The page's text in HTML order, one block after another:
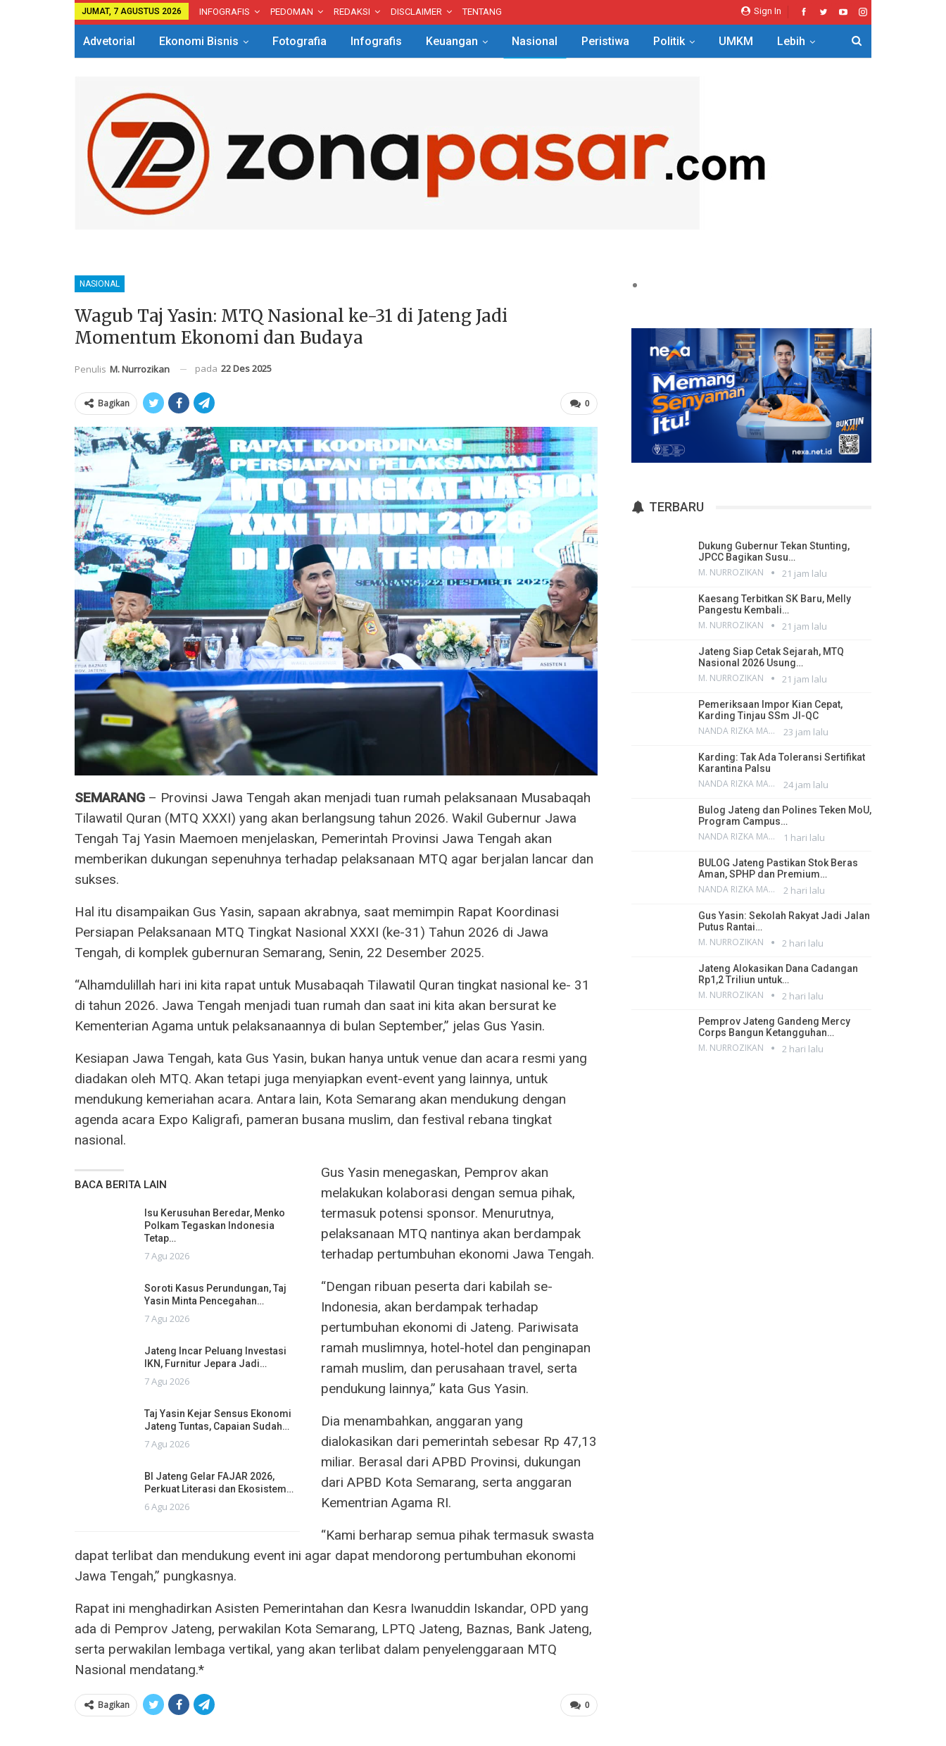
Sign In
JUMAT, 7 AGUSTUS 2026 INFOGRAFIS PEDOMAN REDAKSI DISCLAIMER TENTANG
Advetorial Ekonomi Bisnis Fotografia Infografis Keuangan Nasional Peristiwa Politik UMKM Lebih
NASIONAL
Wagub Taj Yasin: MTQ Nasional ke-31 di Jateng Jadi
Momentum Ekonomi dan Budaya
Penulis M. Nurrozikan pada 22 Des 2025
0
Bagikan
SEMARANG – Provinsi Jawa Tengah akan menjadi tuan rumah pelaksanaan Musabaqah
Tilawatil Quran (MTQ XXXI) yang akan berlangsung tahun 2026. Wakil Gubernur Jawa
Tengah Taj Yasin Maemoen menjelaskan, Pemerintah Provinsi Jawa Tengah akan
memberikan dukungan sepenuhnya terhadap pelaksanaan MTQ agar berjalan lancar dan
sukses.
Hal itu disampaikan Gus Yasin, sapaan akrabnya, saat memimpin Rapat Koordinasi
Persiapan Pelaksanaan MTQ Tingkat Nasional XXXI (ke-31) Tahun 2026 di Jawa
Tengah, di komplek gubernuran Semarang, Senin, 22 Desember 2025.
“Alhamdulillah hari ini kita rapat untuk Musabaqah Tilawatil Quran tingkat nasional ke- 31
di tahun 2026. Jawa Tengah menjadi tuan rumah dan saat ini kita akan bersurat ke
Kementerian Agama untuk pelaksanaannya di bulan September,” jelas Gus Yasin.
Kesiapan Jawa Tengah, kata Gus Yasin, bukan hanya untuk venue dan acara resmi yang
diadakan oleh MTQ. Akan tetapi juga menyiapkan event-event yang lainnya, untuk
mendukung kemeriahan acara. Antara lain, Kota Semarang akan mendukung dengan
agenda acara Expo Kaligrafi, pameran busana muslim, dan festival rebana tingkat
nasional.
BACA BERITA LAIN
Isu Kerusuhan Beredar, Menko
Polkam Tegaskan Indonesia
Tetap…
7 Agu 2026
Soroti Kasus Perundungan, Taj
Yasin Minta Pencegahan…
7 Agu 2026
Jateng Incar Peluang Investasi
IKN, Furnitur Jepara Jadi…
7 Agu 2026
Taj Yasin Kejar Sensus Ekonomi
Jateng Tuntas, Capaian Sudah…
7 Agu 2026
BI Jateng Gelar FAJAR 2026,
Perkuat Literasi dan Ekosistem…
6 Agu 2026
Gus Yasin menegaskan, Pemprov akan
melakukan kolaborasi dengan semua pihak,
termasuk potensi sponsor. Menurutnya,
pelaksanaan MTQ nantinya akan berdampak
terhadap pertumbuhan ekonomi Jawa Tengah.
“Dengan ribuan peserta dari kabilah se-
Indonesia, akan berdampak terhadap
pertumbuhan ekonomi di Jateng. Pariwisata
ramah muslimnya, hotel-hotel dan penginapan
ramah muslim, dan perusahaan travel, serta
pendukung lainnya,” kata Gus Yasin.
Dia menambahkan, anggaran yang
dialokasikan dari pemerintah sebesar Rp 47,13
miliar. Berasal dari APBD Provinsi, dukungan
dari APBD Kota Semarang, serta anggaran
Kementrian Agama RI.
“Kami berharap semua pihak termasuk swasta
dapat terlibat dan mendukung event ini agar dapat mendorong pertumbuhan ekonomi
Jawa Tengah,” pungkasnya.
Rapat ini menghadirkan Asisten Pemerintahan dan Kesra Iwanuddin Iskandar, OPD yang
ada di Pemprov Jateng, perwakilan Kota Semarang, LPTQ Jateng, Baznas, Bank Jateng,
serta perwakilan lembaga vertikal, yang akan terlibat dalam penyelenggaraan MTQ
Nasional mendatang.*
0
Bagikan
TERBARU
Dukung Gubernur Tekan Stunting,
JPCC Bagikan Susu…
M. NURROZIKAN 21 jam lalu
Kaesang Terbitkan SK Baru, Melly
Pangestu Kembali…
M. NURROZIKAN 21 jam lalu
Jateng Siap Cetak Sejarah, MTQ
Nasional 2026 Usung…
M. NURROZIKAN 21 jam lalu
Pemeriksaan Impor Kian Cepat,
Karding Tinjau SSm JI-QC
NANDA RIZKA MAHENDRA 23 jam lalu
Karding: Tak Ada Toleransi Sertifikat
Karantina Palsu
NANDA RIZKA MAHENDRA 24 jam lalu
Bulog Jateng dan Polines Teken MoU,
Program Campus…
NANDA RIZKA MAHENDRA 1 hari lalu
BULOG Jateng Pastikan Stok Beras
Aman, SPHP dan Premium…
NANDA RIZKA MAHENDRA 2 hari lalu
Gus Yasin: Sekolah Rakyat Jadi Jalan
Putus Rantai…
M. NURROZIKAN 2 hari lalu
Jateng Alokasikan Dana Cadangan
Rp1,2 Triliun untuk…
M. NURROZIKAN 2 hari lalu
Pemprov Jateng Gandeng Mercy
Corps Bangun Ketangguhan…
M. NURROZIKAN 2 hari lalu